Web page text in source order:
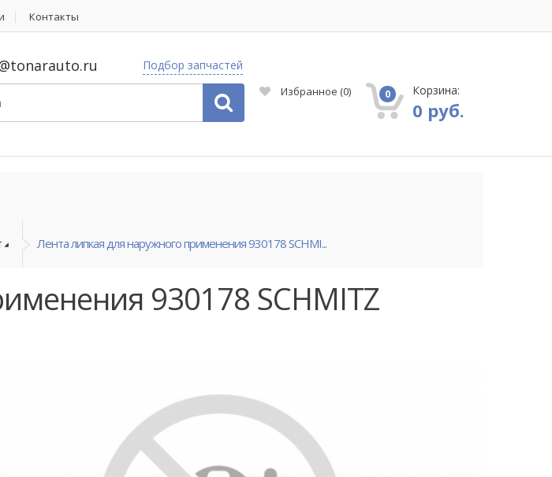
Контакты
Подбор запчастей
Избранное (0) 0 Корзина:
0 руб.
Лента липкая для наружного применения 930178 SCHMI...
930178 SCHMITZ